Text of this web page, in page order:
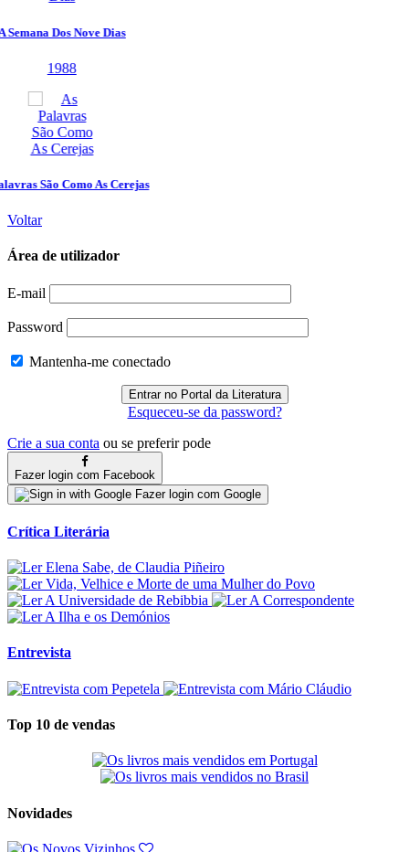
Voltar
Área de utilizador
E-mail
Password
Mantenha-me conectado
Esqueceu-se da password?
Crie a sua conta ou se preferir pode
Fazer login com Facebook
Fazer login com Google
Crítica Literária
Entrevista
Top 10 de vendas
Novidades